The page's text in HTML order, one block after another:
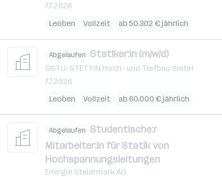
7.7.2026
Leoben
Vollzeit ab 50.302 € jährlich
Abgelaufen Statiker:in (m/w/d)
ÖSTU-STETTIN Hoch- und Tiefbau GmbH
7.7.2026
Leoben
Vollzeit ab 60.000 € jährlich
Abgelaufen Studentische:r
Mitarbeiter:in für Statik von
Hochspannungsleitungen
Energie Steiermark AG